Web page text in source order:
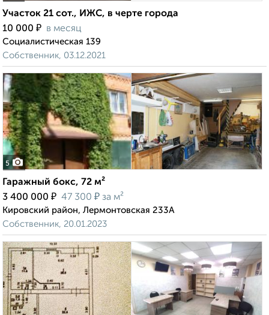
Участок 21 сот., ИЖС, в черте города
10 000 ₽ в месяц
Социалистическая 139
Собственник, 03.12.2021
5
Гаражный бокс, 72 м²
3 400 000 ₽ 47 300 ₽ за м²
Кировский район, Лермонтовская 233А
Собственник, 20.01.2023